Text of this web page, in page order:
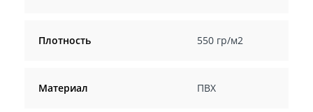
Плотность 550 гр/м2
Материал ПВХ